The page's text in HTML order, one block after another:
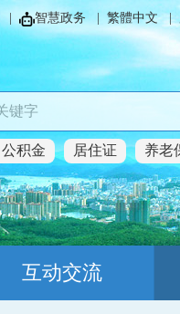
| 智慧政务| 繁體中文|
公积金 居住证 养老
互动交流